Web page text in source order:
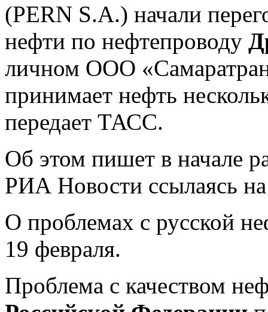
(PERN S.A.) начали
нефти по нефтепроводу
личном ООО
принимает нефть
передает ТАСС.
Об этом пишет в начале
РИА Новости ссылаясь
О проблемах с русской
19 февраля.
Проблема с качеством